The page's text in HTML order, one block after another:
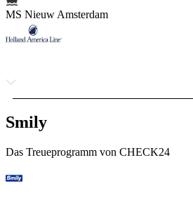
MS Nieuw Amsterdam
Smily
Das Treueprogramm von CHECK24